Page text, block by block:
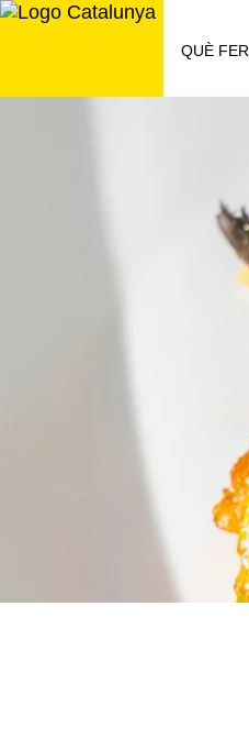
Saltar
QUÈ FER